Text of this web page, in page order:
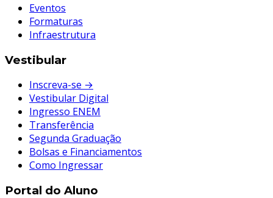
Eventos
Formaturas
Infraestrutura
Vestibular
Inscreva-se →
Vestibular Digital
Ingresso ENEM
Transferência
Segunda Graduação
Bolsas e Financiamentos
Como Ingressar
Portal do Aluno